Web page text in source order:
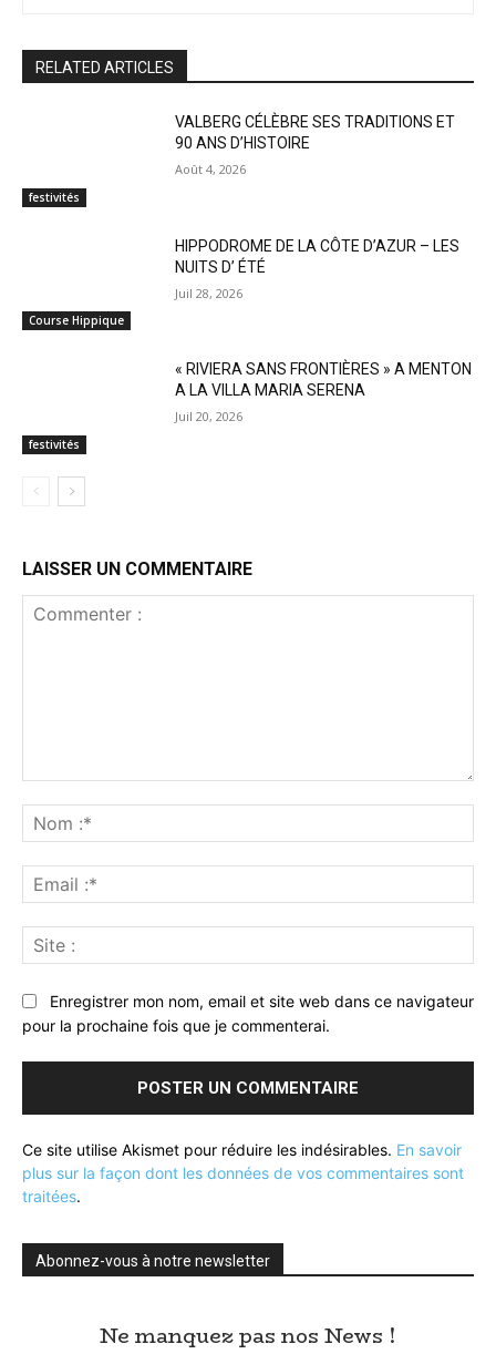
RELATED ARTICLES
festivités
VALBERG CÉLÈBRE SES TRADITIONS ET
90 ANS D’HISTOIRE
Août 4, 2026
Course Hippique
HIPPODROME DE LA CÔTE D’AZUR – LES
NUITS D’ ÉTÉ
Juil 28, 2026
festivités
« RIVIERA SANS FRONTIÈRES » A MENTON
A LA VILLA MARIA SERENA
Juil 20, 2026
LAISSER UN COMMENTAIRE
:*
:*
:
Enregistrer mon nom, email et site web dans ce navigateur
pour la prochaine fois que je commenterai.
Ce site utilise Akismet pour réduire les indésirables. En savoir
plus sur la façon dont les données de vos commentaires sont
traitées.
Abonnez-vous à notre newsletter
Ne manquez pas nos News !